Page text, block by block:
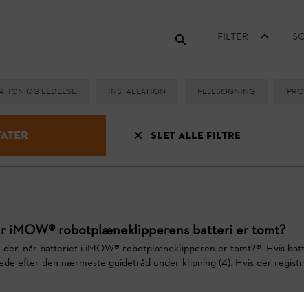
Filter
og ledelse Installation Fejlsøgning
Slet alle filtre
iMOW® robotplæneklipperens batteri er tomt?
når batteriet i iMOW®-robotplæneklipperen er tomt?® Hvis
efter den nærmeste guidetråd under klipning (4). Hvis der